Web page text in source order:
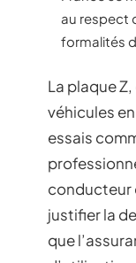
au respect
formalités
La plaque
véhicules
essais
conducteur
justifier la
que